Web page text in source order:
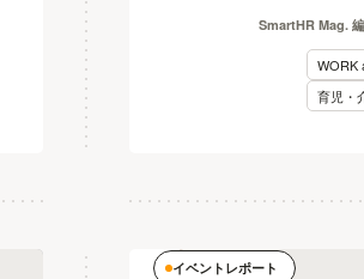
【
レポート】
SmartHR Mag.
WORK
育児・
イベントレポート